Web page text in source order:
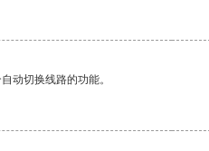
动切换线路的功能。